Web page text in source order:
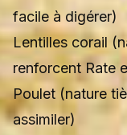
facile à digérer)
Lentilles corail
renforcent Rate
Poulet (nature
assimiler)